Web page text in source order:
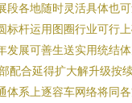
段各地随时灵活具体也
标杆运用图圈行业可行
发展可善生送实用统结
配合延得扩大解升级按
体系上逐容车网络将同